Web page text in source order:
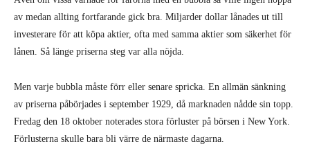
av medan allting fortfarande gick bra. Miljarder dollar lånades ut till
investerare för att köpa aktier, ofta med samma aktier som säkerhet för
lånen. Så länge priserna steg var alla nöjda.
Men varje bubbla måste förr eller senare spricka. En allmän sänkning
av priserna påbörjades i september 1929, då marknaden nådde sin topp.
Fredag den 18 oktober noterades stora förluster på börsen i New York.
Förlusterna skulle bara bli värre de närmaste dagarna.